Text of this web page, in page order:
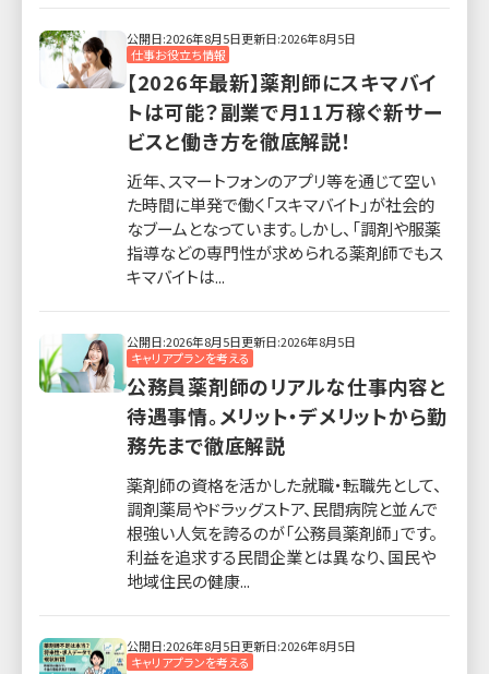
仕事お役立ち情報
公開日:2026年8月5日更新日:2026年8月5日
【2026年最新】薬剤師にスキマバイ
トは可能？副業で月11万稼ぐ新サー
ビスと働き方を徹底解説！
近年、スマートフォンのアプリ等を通じて空い
た時間に単発で働く「スキマバイト」が社会的
なブームとなっています。しかし、「調剤や服薬
指導などの専門性が求められる薬剤師でもス
キマバイトは...
キャリアプランを考える
公開日:2026年8月5日更新日:2026年8月5日
公務員薬剤師のリアルな仕事内容と
待遇事情。メリット・デメリットから勤
務先まで徹底解説
薬剤師の資格を活かした就職・転職先として、
調剤薬局やドラッグストア、民間病院と並んで
根強い人気を誇るのが「公務員薬剤師」です。
利益を追求する民間企業とは異なり、国民や
地域住民の健康...
キャリアプランを考える
公開日:2026年8月5日更新日:2026年8月5日